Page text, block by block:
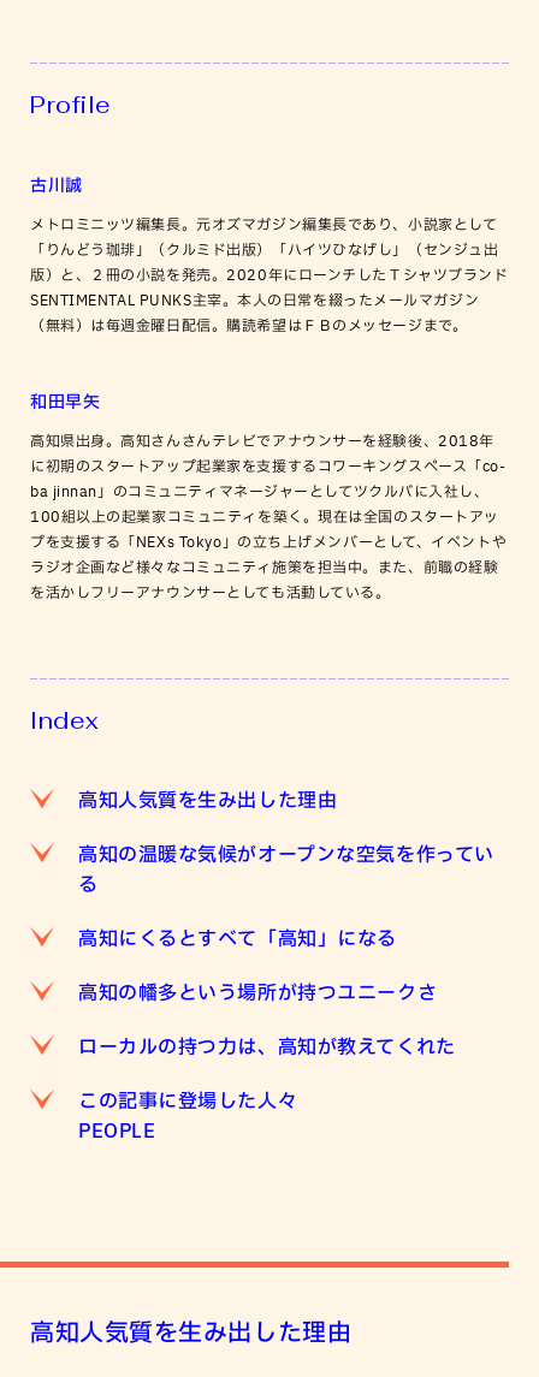
Profile
古川誠
メトロミニッツ編集長。元オズマガジン編集長であり、小説家として
「りんどう珈琲」（クルミド出版）「ハイツひなげし」（センジュ出
版）と、２冊の小説を発売。2020年にローンチしたＴシャツブランド
SENTIMENTAL PUNKS主宰。本人の日常を綴ったメールマガジン
（無料）は毎週金曜日配信。購読希望はＦＢのメッセージまで。
和田早矢
高知県出身。高知さんさんテレビでアナウンサーを経験後、2018年
に初期のスタートアップ起業家を支援するコワーキングスペース「co-
ba jinnan」のコミュニティマネージャーとしてツクルバに入社し、
100組以上の起業家コミュニティを築く。現在は全国のスタートアッ
プを支援する「NEXs Tokyo」の立ち上げメンバーとして、イベントや
ラジオ企画など様々なコミュニティ施策を担当中。また、前職の経験
を活かしフリーアナウンサーとしても活動している。
Index
高知人気質を生み出した理由
高知の温暖な気候がオープンな空気を作ってい
る
高知にくるとすべて「高知」になる
高知の幡多という場所が持つユニークさ
ローカルの持つ力は、高知が教えてくれた
この記事に登場した人々
PEOPLE
高知人気質を生み出した理由